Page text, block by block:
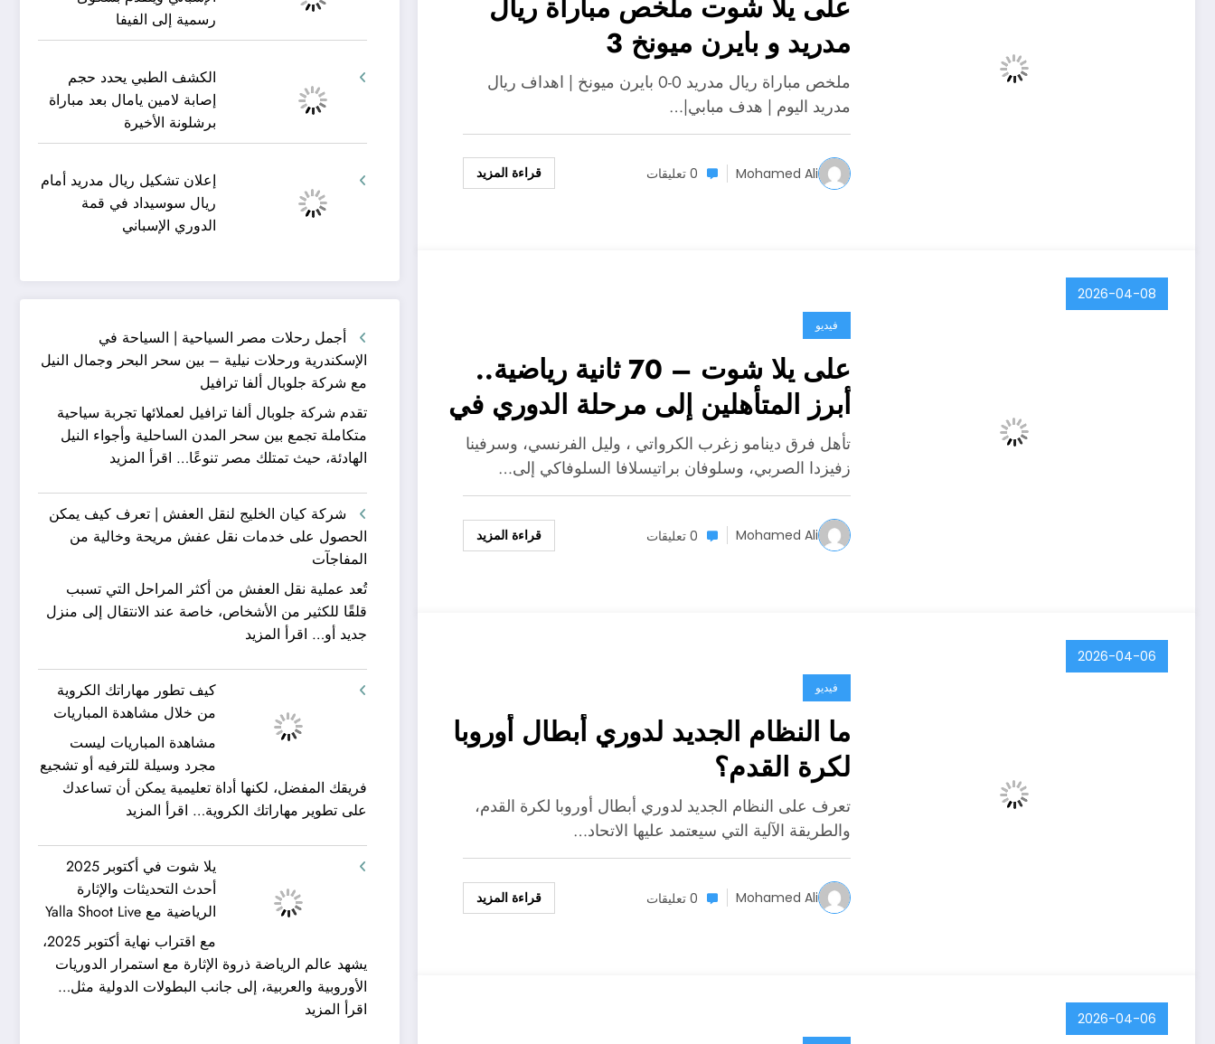
مدريد و بايرن ميونخ 3
ملخص مباراة ريال مدريد 0-0 بايرن ميونخ | اهداف ريال
مدريد اليوم | هدف مبابي|…
Mohamed Ali 0 تعليقات قراءة المزيد
2026-04-08
فيديو
على يلا شوت – 70 ثانية رياضية..
أبرز المتأهلين إلى مرحلة الدوري في
تأهل فرق دينامو زغرب الكرواتي ، وليل الفرنسي، وسرفينا
زفيزدا الصربي، وسلوفان براتيسلافا السلوفاكي إلى…
Mohamed Ali 0 تعليقات قراءة المزيد
2026-04-06
فيديو
ما النظام الجديد لدوري أبطال أوروبا
لكرة القدم؟
تعرف على النظام الجديد لدوري أبطال أوروبا لكرة القدم،
والطريقة الآلية التي سيعتمد عليها الاتحاد…
Mohamed Ali 0 تعليقات قراءة المزيد
2026-04-06
رسمية إلى الفيفا
الكشف الطبي يحدد حجم
إصابة لامين يامال بعد مباراة
برشلونة الأخيرة
إعلان تشكيل ريال مدريد أمام
ريال سوسيداد في قمة
الدوري الإسباني
أجمل رحلات مصر السياحية | السياحة في
الإسكندرية ورحلات نيلية – بين سحر البحر وجمال النيل
مع شركة جلوبال ألفا ترافيل
تقدم شركة جلوبال ألفا ترافيل لعملائها تجربة سياحية
متكاملة تجمع بين سحر المدن الساحلية وأجواء النيل
الهادئة، حيث تمتلك مصر تنوعًا… اقرأ المزيد
مصر
السياحية
السياحة
في
نيلية
–
سحر
البحر
وجمال
مع
شركة
جلوبال
ألفا
ترافيل
شركة كيان الخليج لنقل العفش | تعرف كيف يمكن
الحصول على خدمات نقل عفش مريحة وخالية من
المفاجآت
تُعد عملية نقل العفش من أكثر المراحل التي تسبب
قلقًا للكثير من الأشخاص، خاصة عند الانتقال إلى منزل
جديد أو… اقرأ المزيد
الخليج
العفش
تعرف
كيف
الحصول
خدمات
عفش
مريحة
وخالية
كيف تطور مهاراتك الكروية
من خلال مشاهدة المباريات
مشاهدة المباريات ليست
مجرد وسيلة للترفيه أو تشجيع
فريقك المفضل، لكنها أداة تعليمية يمكن أن تساعدك
على تطوير مهاراتك الكروية… اقرأ المزيد
مهاراتك
الكروية
من
خلال
مشاهدة
المباريات
يلا شوت في أكتوبر 2025
أحدث التحديثات والإثارة
الرياضية مع Yalla Shoot Live
مع اقتراب نهاية أكتوبر 2025،
يشهد عالم الرياضة ذروة الإثارة مع استمرار الدوريات
الأوروبية والعربية، إلى جانب البطولات الدولية مثل…
اقرأ المزيد